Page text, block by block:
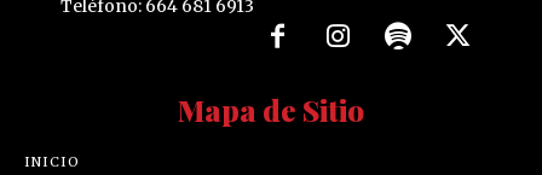
Teléfono: 664 681 6913
Mapa de Sitio
INICIO